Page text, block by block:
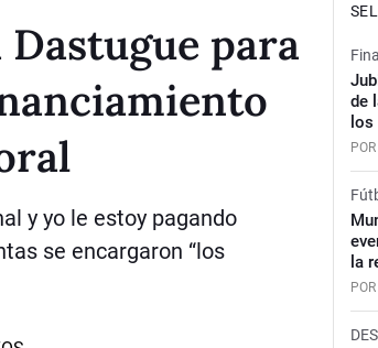
para
y yo le estoy pagando
se encargaron “los
de
la